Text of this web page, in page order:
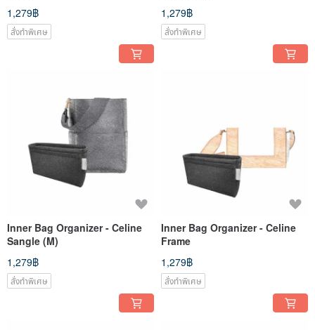
1,279฿
สั่งทำพิเศษ
1,279฿
สั่งทำพิเศษ
Inner Bag Organizer - Celine
Sangle (M)
1,279฿
สั่งทำพิเศษ
Inner Bag Organizer - Celine
Frame
1,279฿
สั่งทำพิเศษ